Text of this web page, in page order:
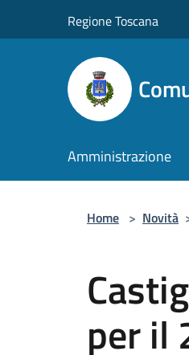
Regione Toscana
Amministrazione
Home > Novità
per il